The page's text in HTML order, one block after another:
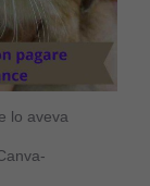
lo aveva